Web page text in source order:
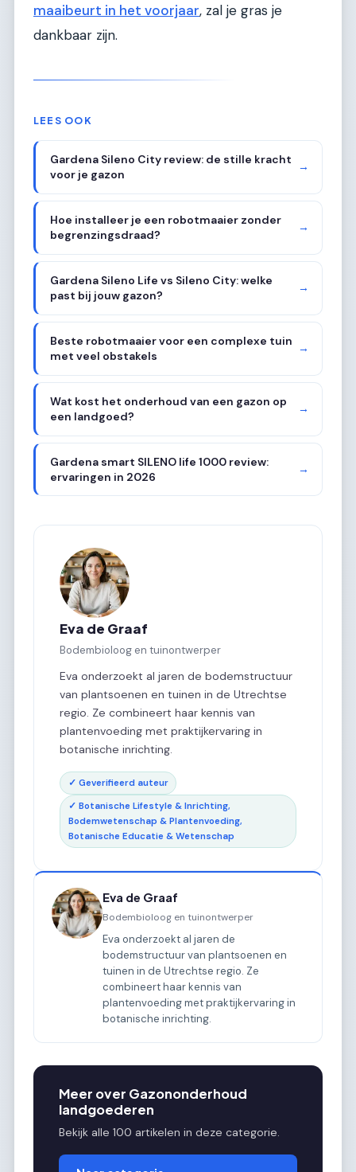
maaibeurt in het voorjaar, zal je gras je
dankbaar zijn.
LEES OOK
Gardena Sileno City review: de stille kracht
voor je gazon
→
Hoe installeer je een robotmaaier zonder
begrenzingsdraad?
→
Gardena Sileno Life vs Sileno City: welke
past bij jouw gazon?
→
Beste robotmaaier voor een complexe tuin
met veel obstakels
→
Wat kost het onderhoud van een gazon op
een landgoed?
→
Gardena smart SILENO life 1000 review:
ervaringen in 2026
→
Eva de Graaf
Bodembioloog en tuinontwerper
Eva onderzoekt al jaren de bodemstructuur
van plantsoenen en tuinen in de Utrechtse
regio. Ze combineert haar kennis van
plantenvoeding met praktijkervaring in
botanische inrichting.
✓ Geverifieerd auteur
✓ Botanische Lifestyle & Inrichting,
Bodemwetenschap & Plantenvoeding,
Botanische Educatie & Wetenschap
Eva de Graaf
Bodembioloog en tuinontwerper
Eva onderzoekt al jaren de
bodemstructuur van plantsoenen en
tuinen in de Utrechtse regio. Ze
combineert haar kennis van
plantenvoeding met praktijkervaring in
botanische inrichting.
Meer over Gazononderhoud
landgoederen
Bekijk alle 100 artikelen in deze categorie.